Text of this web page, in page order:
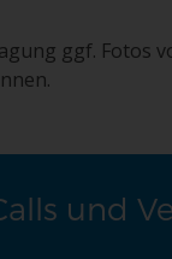
ggf. Fotos
und